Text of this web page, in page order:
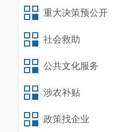
重大决策预公开
社会救助
公共文化服务
涉农补贴
政策找企业